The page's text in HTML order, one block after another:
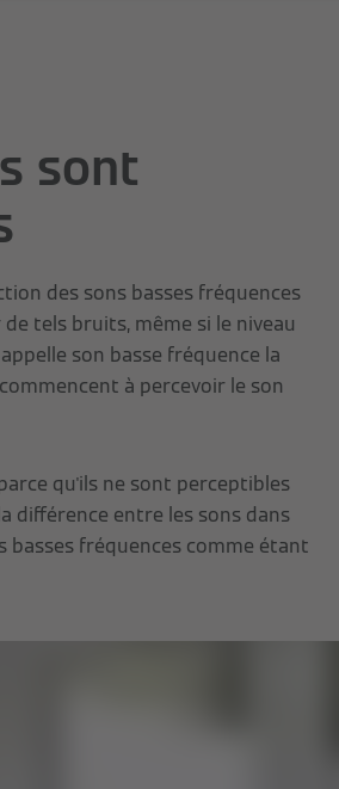
sont
des sons basses fréquences
tels bruits, même si le niveau
son basse fréquence la
à percevoir le son
qu'ils ne sont perceptibles
différence entre les sons dans
basses fréquences comme étant